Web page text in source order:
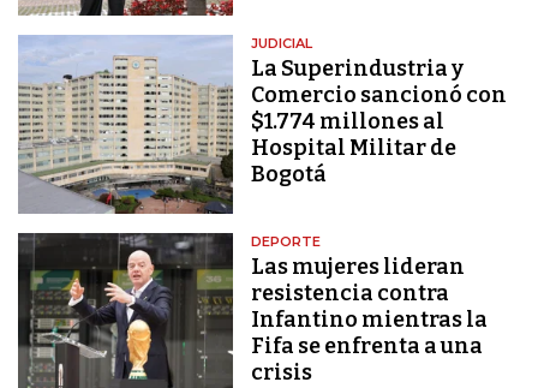
JUDICIAL
La Superindustria y
Comercio sancionó con
$1.774 millones al
Hospital Militar de
Bogotá
DEPORTE
Las mujeres lideran
resistencia contra
Infantino mientras la
Fifa se enfrenta a una
crisis